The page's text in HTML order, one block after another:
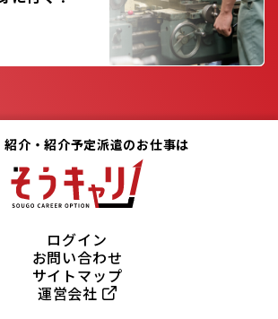
紹介・紹介予定派遣のお仕事は
ログイン
お問い合わせ
サイトマップ
運営会社